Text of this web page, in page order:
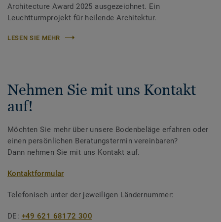
Architecture Award 2025 ausgezeichnet. Ein
Leuchtturmprojekt für heilende Architektur.
LESEN SIE MEHR
Nehmen Sie mit uns Kontakt
auf!
Möchten Sie mehr über unsere Bodenbeläge erfahren oder
einen persönlichen Beratungstermin vereinbaren?
Dann nehmen Sie mit uns Kontakt auf.
Kontaktformular
Telefonisch unter der jeweiligen Ländernummer:
DE: +49 621 68172 300